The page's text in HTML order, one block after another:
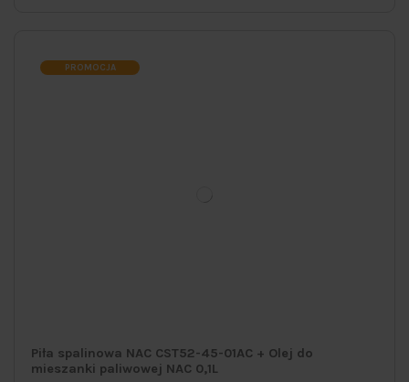
PROMOCJA
Piła spalinowa NAC CST52-45-01AC + Olej do
mieszanki paliwowej NAC 0,1L